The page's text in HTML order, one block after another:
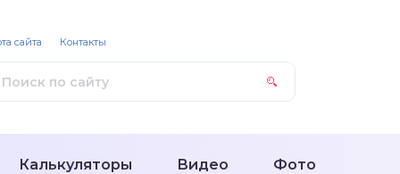
Калькуляторы Видео Фото
сайта Контакты